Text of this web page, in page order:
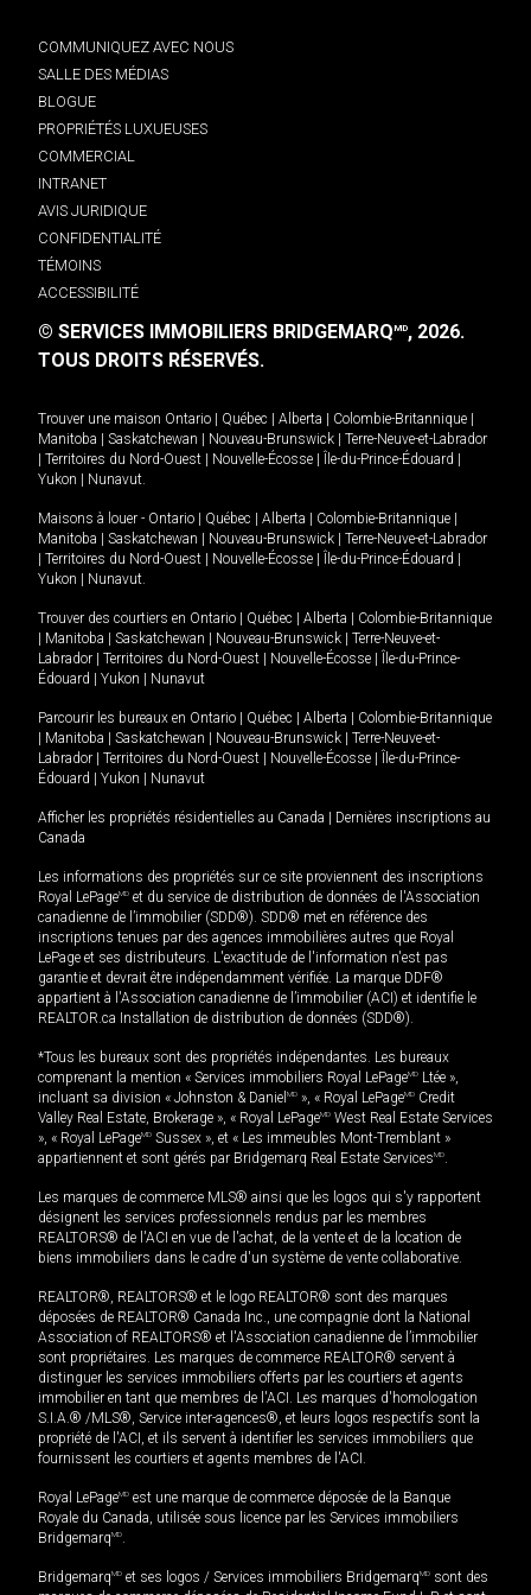
COMMUNIQUEZ AVEC NOUS
SALLE DES MÉDIAS
BLOGUE
PROPRIÉTÉS LUXUEUSES
COMMERCIAL
INTRANET
AVIS JURIDIQUE
CONFIDENTIALITÉ
TÉMOINS
ACCESSIBILITÉ
© SERVICES IMMOBILIERS BRIDGEMARQMD, 2026.
TOUS DROITS RÉSERVÉS.
Trouver une maison Ontario Québec Alberta Colombie-Britannique
Manitoba
Saskatchewan Nouveau-Brunswick
Terre-Neuve-et-Labrador
Territoires du Nord-Ouest Nouvelle-Écosse Île-du-Prince-Édouard
Yukon
Nunavut.
Maisons à louer - Ontario Québec Alberta Colombie-Britannique
Manitoba
Saskatchewan Nouveau-Brunswick
Terre-Neuve-et-Labrador
Territoires du Nord-Ouest Nouvelle-Écosse Île-du-Prince-Édouard
Yukon
Nunavut.
Trouver des courtiers en Ontario Québec Alberta
Colombie-Britannique
Manitoba Saskatchewan Nouveau-Brunswick
Terre-Neuve-et-
Labrador
Territoires du Nord-Ouest Nouvelle-Écosse
Île-du-Prince-
Édouard
Yukon Nunavut
Parcourir les bureaux en Ontario Québec Alberta
Colombie-Britannique
Manitoba Saskatchewan Nouveau-Brunswick
Terre-Neuve-et-
Labrador
Territoires du Nord-Ouest Nouvelle-Écosse
Île-du-Prince-
Édouard
Yukon Nunavut
Afficher les propriétés résidentielles au Canada
Dernières inscriptions au
Canada
Les informations des propriétés sur ce site proviennent des inscriptions
Royal LePageMD et du service de distribution de données de l'Association
canadienne de l’immobilier (SDD®). SDD® met en référence des
inscriptions tenues par des agences immobilières autres que Royal
LePage et ses distributeurs. L'exactitude de l'information n'est pas
garantie et devrait être indépendamment vérifiée. La marque DDF®
appartient à l'Association canadienne de l’immobilier (ACI) et identifie le
REALTOR.ca Installation de distribution de données (SDD®).
*Tous les bureaux sont des propriétés indépendantes. Les bureaux
comprenant la mention « Services immobiliers Royal LePageMD Ltée »,
incluant sa division « Johnston & Daniel MD », « Royal LePageMD Credit
Valley Real Estate, Brokerage », « Royal LePageMD West Real Estate Services
», « Royal LePageMD Sussex », et « Les immeubles Mont-Tremblant »
appartiennent et sont gérés par Bridgemarq Real Estate ServicesMD.
Les marques de commerce MLS® ainsi que les logos qui s'y rapportent
désignent les services professionnels rendus par les membres
REALTORS® de l'ACI en vue de l'achat, de la vente et de la location de
biens immobiliers dans le cadre d'un système de vente collaborative.
REALTOR®, REALTORS® et le logo REALTOR® sont des marques
déposées de REALTOR® Canada Inc., une compagnie dont la National
Association of REALTORS® et l'Association canadienne de l’immobilier
sont propriétaires. Les marques de commerce REALTOR® servent à
distinguer les services immobiliers offerts par les courtiers et agents
immobilier en tant que membres de l'ACI. Les marques d'homologation
S.I.A.® /MLS®, Service inter-agences®, et leurs logos respectifs sont la
propriété de l'ACI, et ils servent à identifier les services immobiliers que
fournissent les courtiers et agents membres de l'ACI.
Royal LePageMD est une marque de commerce déposée de la Banque
Royale du Canada, utilisée sous licence par les Services immobiliers
BridgemarqMD.
BridgemarqMD et ses logos / Services immobiliers BridgemarqMD sont des